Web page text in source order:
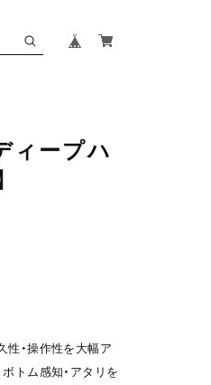
ィープハ
性・操作性を大幅ア
トム感知・アタリを